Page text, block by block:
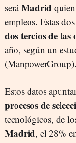
seráMadrid
empleos. Estas
dos tercios de las
año, según un
(ManpowerGroup).
Estos datos
procesos de
tecnológicos, de
Madrid, el 28%